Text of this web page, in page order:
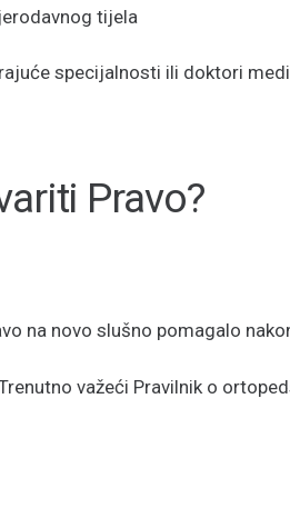
tijela
specijalnosti ili doktori
Pravo?
na novo slušno pomagalo
važeći Pravilnik o